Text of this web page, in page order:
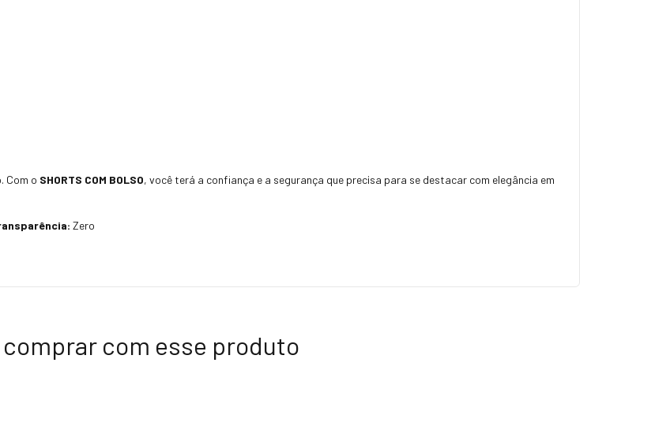
Com o SHORTS COM BOLSO, você terá a confiança e a segurança que precisa para se destacar com elegância em
Zero
comprar com esse produto